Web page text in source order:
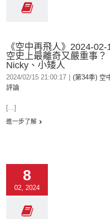
《空中再飛人》2024-
空史上最離奇又嚴重事？
Nicky、小矮人
2024/02/15 21:00:17 (第34季) 空
評論
[...]
進一步了解
8
02, 2024